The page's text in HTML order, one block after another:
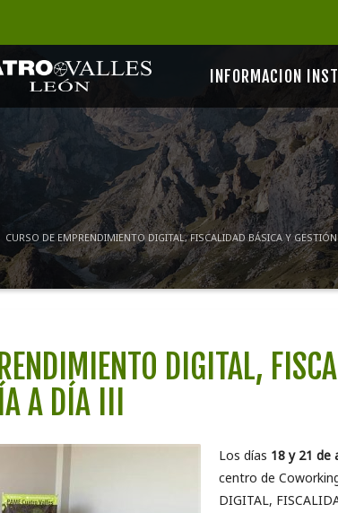
INFORMACION
CURSO DE EMPRENDIMIENTO DIGITAL, FISCALIDAD BÁSICA Y
DIGITAL,
A DÍA III
Los días 18 y 21 de
centro de
DIGITAL,